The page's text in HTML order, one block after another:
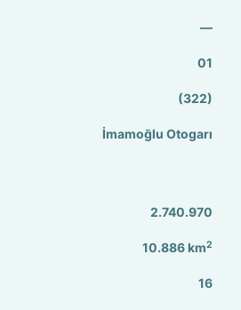
—
01
(322)
İmamoğlu Otogarı
2.740.970
10.886km2
16